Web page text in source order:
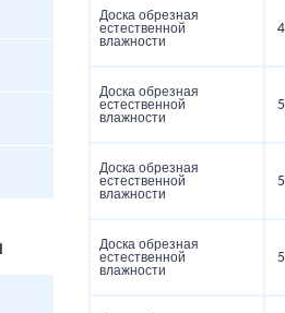
Доска обрезная
естественной
влажности
Доска обрезная
естественной
влажности
Доска обрезная
естественной
влажности
Доска обрезная
естественной
влажности